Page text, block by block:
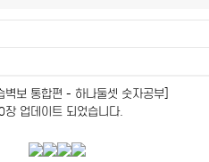
벽보 통합편 - 하나둘셋 숫자공부]
장 업데이트 되었습니다.